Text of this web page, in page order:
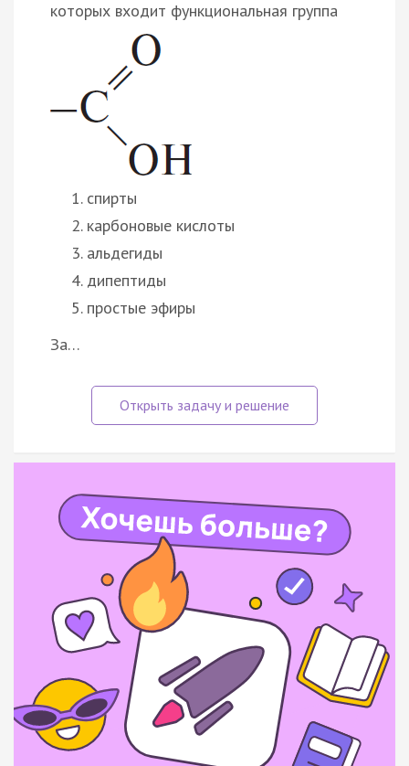
которых входит функциональная группа
спирты
карбоновые кислоты
альдегиды
дипептиды
простые эфиры
За…